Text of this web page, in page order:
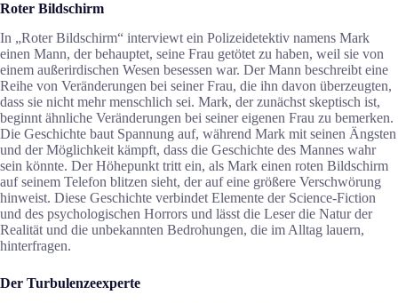
Roter Bildschirm
In „Roter Bildschirm“ interviewt ein Polizeidetektiv namens Mark
einen Mann, der behauptet, seine Frau getötet zu haben, weil sie von
einem außerirdischen Wesen besessen war. Der Mann beschreibt eine
Reihe von Veränderungen bei seiner Frau, die ihn davon überzeugten,
dass sie nicht mehr menschlich sei. Mark, der zunächst skeptisch ist,
beginnt ähnliche Veränderungen bei seiner eigenen Frau zu bemerken.
Die Geschichte baut Spannung auf, während Mark mit seinen Ängsten
und der Möglichkeit kämpft, dass die Geschichte des Mannes wahr
sein könnte. Der Höhepunkt tritt ein, als Mark einen roten Bildschirm
auf seinem Telefon blitzen sieht, der auf eine größere Verschwörung
hinweist. Diese Geschichte verbindet Elemente der Science-Fiction
und des psychologischen Horrors und lässt die Leser die Natur der
Realität und die unbekannten Bedrohungen, die im Alltag lauern,
hinterfragen.
Der Turbulenzeexperte